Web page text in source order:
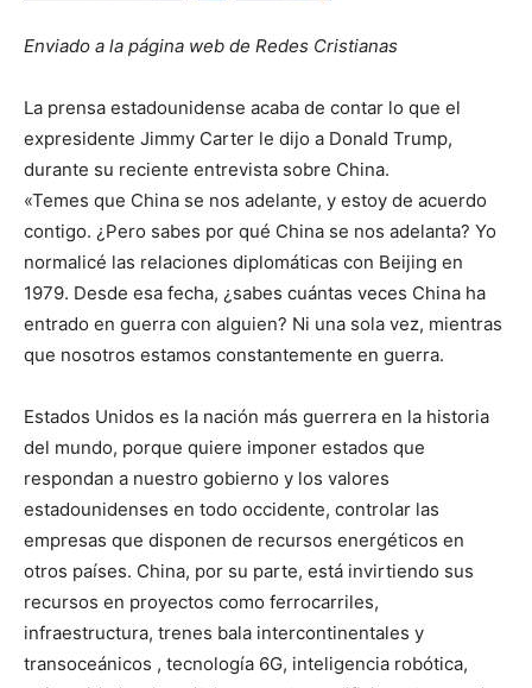
Enviado a la página web de Redes Cristianas
La prensa estadounidense acaba de contar lo que el
expresidente Jimmy Carter le dijo a Donald Trump,
durante su reciente entrevista sobre China.
«Temes que China se nos adelante, y estoy de acuerdo
contigo. ¿Pero sabes por qué China se nos adelanta? Yo
normalicé las relaciones diplomáticas con Beijing en
1979. Desde esa fecha, ¿sabes cuántas veces China ha
entrado en guerra con alguien? Ni una sola vez, mientras
que nosotros estamos constantemente en guerra.
Estados Unidos es la nación más guerrera en la historia
del mundo, porque quiere imponer estados que
respondan a nuestro gobierno y los valores
estadounidenses en todo occidente, controlar las
empresas que disponen de recursos energéticos en
otros países. China, por su parte, está invirtiendo sus
recursos en proyectos como ferrocarriles,
infraestructura, trenes bala intercontinentales y
transoceánicos , tecnología 6G, inteligencia robótica,